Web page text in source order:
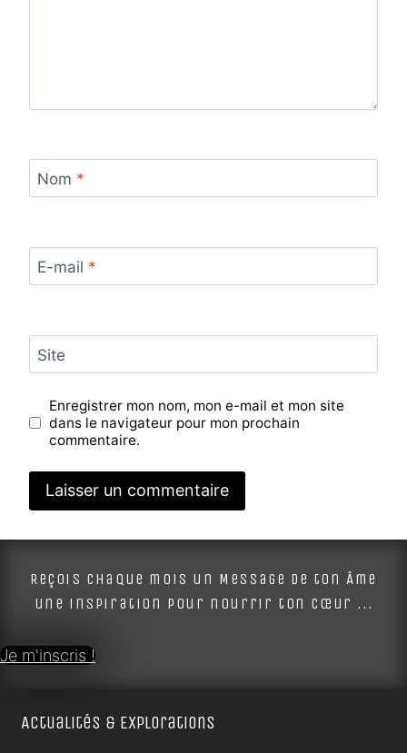
Nom *
E-mail *
Site
Enregistrer mon nom, mon e-mail et mon site
dans le navigateur pour mon prochain
commentaire.
Alternative:
Reçois chaque mois un Message de ton Âme
une inspiration pour nourrir ton cœur ...
Je m'inscris !
Actualités & Explorations